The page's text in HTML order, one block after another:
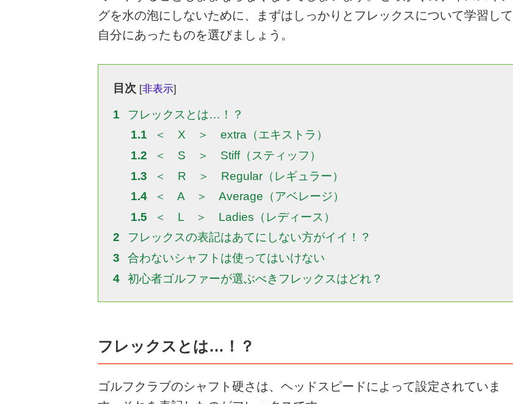
グを水の泡にしないために、まずはしっかりとフレックスについて学習して
自分にあったものを選びましょう。
目次 [非表示]
1
フレックスとは…！？
1.1
＜ X ＞ extra（エキストラ）
1.2
＜ S ＞ Stiff（スティッフ）
1.3
＜ R ＞ Regular（レギュラー）
1.4
＜ A ＞ Average（アベレージ）
1.5
＜ L ＞ Ladies（レディース）
2
フレックスの表記はあてにしない方がイイ！？
3
合わないシャフトは使ってはいけない
4
初心者ゴルファーが選ぶべきフレックスはどれ？
フレックスとは…！？
ゴルフクラブのシャフト硬さは、ヘッドスピードによって設定されていま